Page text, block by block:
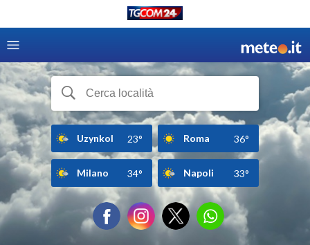
Uzynkol 23° Roma 36°
Milano 34° Napoli 33°